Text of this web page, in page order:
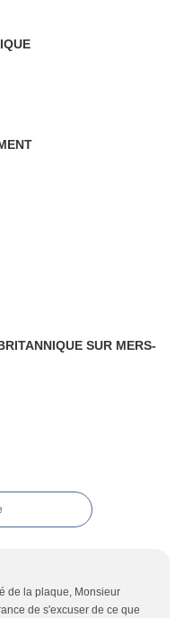
SUR MERS-
de la plaque, Monsieur
de s'excuser de ce que